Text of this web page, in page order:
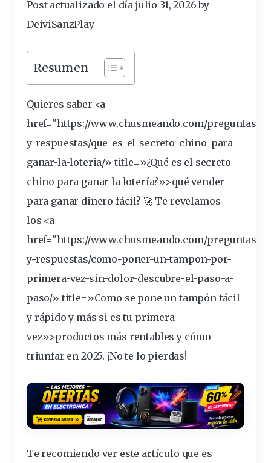
Post actualizado el día julio 31, 2026 by
DeiviSanzPlay
Resumen
Quieres saber <a
href="https://www.chusmeando.com/preguntas-
y-respuestas/que-es-el-secreto-chino-para-
ganar-la-loteria/» title=»¿Qué es el secreto
chino para ganar la lotería?»>quévender
para ganar dinero fácil? 🚀 Te revelamos
los <a
href="https://www.chusmeando.com/preguntas-
y-respuestas/como-poner-un-tampon-por-
primera-vez-sin-dolor-descubre-el-paso-a-
paso/» title=»Como se pone un tampón fácil
y rápidoy más si es tu primera
vez»>productos más rentables y cómo
triunfar en 2025. ¡No te lo pierdas!
Te recomiendo ver este artículo que es